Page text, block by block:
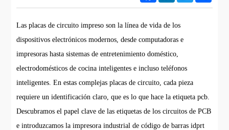
Las placas de circuito impreso son la línea de vida de los
dispositivos electrónicos modernos, desde computadoras e
impresoras hasta sistemas de entretenimiento doméstico,
electrodomésticos de cocina inteligentes e incluso teléfonos
inteligentes. En estas complejas placas de circuito, cada pieza
requiere un identificación claro, que es lo que hace la etiqueta pcb.
Descubramos el papel clave de las etiquetas de los circuitos de PCB
e introduzcamos la impresora industrial de código de barras idprt